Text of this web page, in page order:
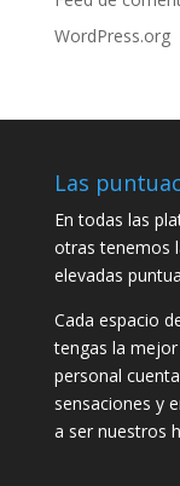
WordPress.org
Las
En todas las
otras tenemos
elevadas
Cada espacio
tengas la mejor
personal
sensaciones y
a ser nuestros